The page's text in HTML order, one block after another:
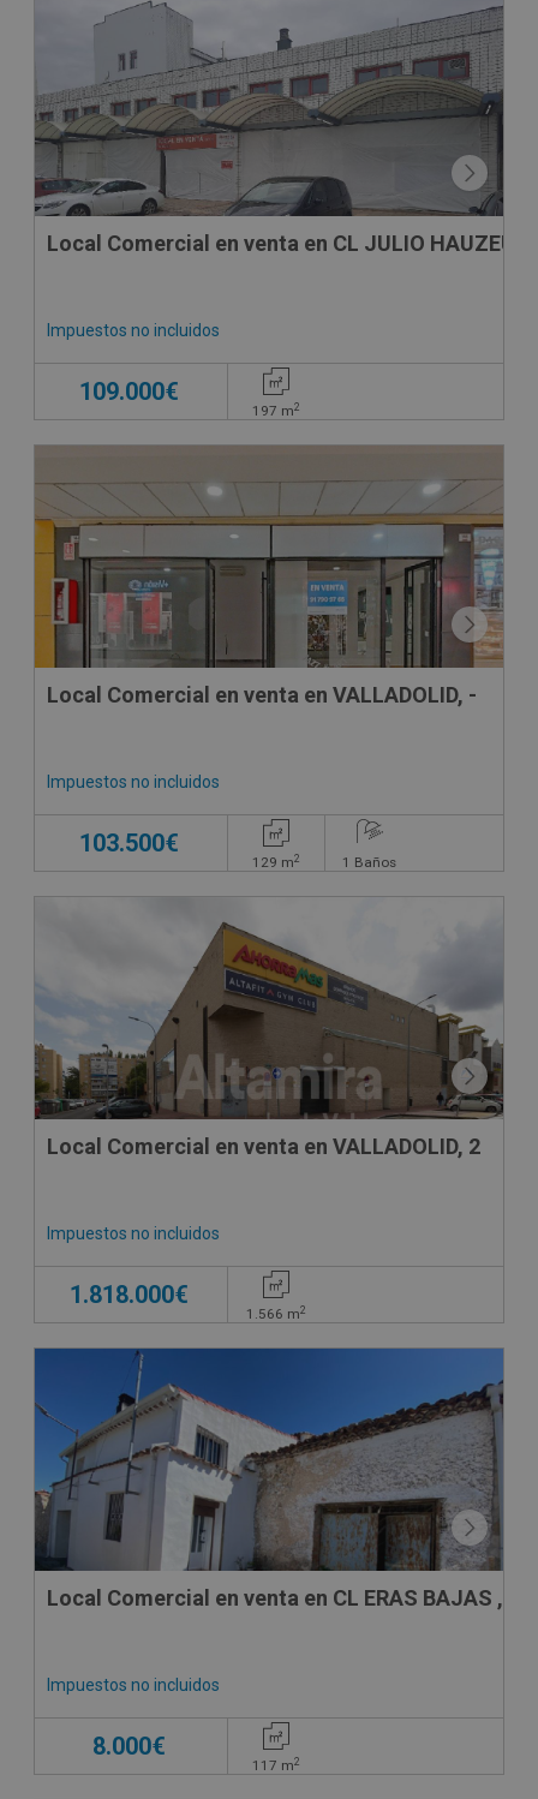
SUJETO A IVA
Local Comercial en venta en CL JULIO HAUZEUR,
Impuestos no incluidos
109.000€
197 m2
Local Comercial en venta en VALLADOLID, -
Impuestos no incluidos
103.500€
129 m2 1 Baños
Local Comercial en venta en VALLADOLID, 2
Impuestos no incluidos
1.818.000€
1.566 m2
CONDICIONES ESPECIALES
Local Comercial en venta en CL ERAS BAJAS , 15
Impuestos no incluidos
8.000€
117 m2